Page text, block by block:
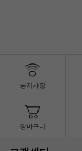
공지사항
장바구니